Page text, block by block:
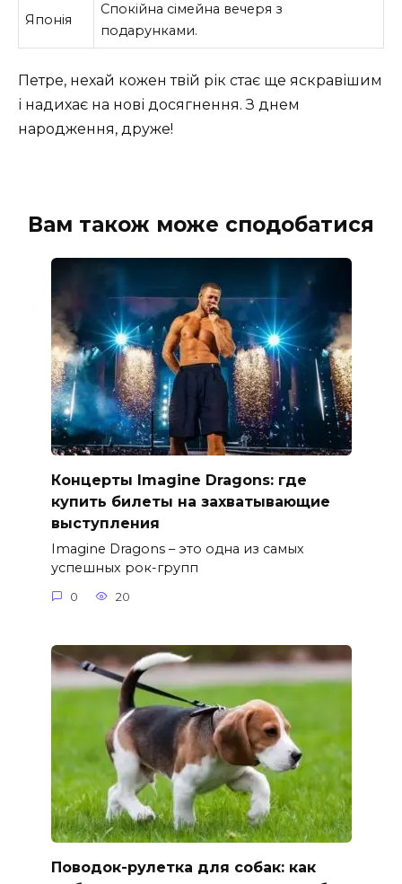
Японія
Спокійна сімейна вечеря з
подарунками.
Петре, нехай кожен твій рік стає ще яскравішим
і надихає на нові досягнення. З днем
народження, друже!
Вам також може сподобатися
Концерты Imagine Dragons: где
купить билеты на захватывающие
выступления
Imagine Dragons – это одна из самых
успешных рок-групп
0 20
Поводок-рулетка для собак: как